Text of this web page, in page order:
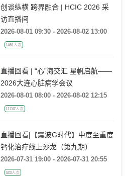
创谈纵横 跨界融合 | HCIC 2026 采
访直播间
2026-08-01 09:30 - 2026-08-02 13:00
1461人次
直播回看 | “心”海交汇 星帆启航——
2026大连心脏病学会议
2026-08-01 08:00 - 2026-08-02 12:15
11747人次
直播回看|【震波G时代】中度至重度
钙化治疗线上沙龙（第九期）
2026-07-31 19:00 - 2026-07-31 20:55
523人次